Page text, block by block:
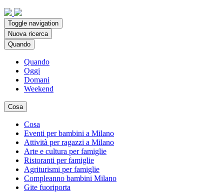
Toggle navigation
Nuova ricerca
Quando
Quando
Oggi
Domani
Weekend
Cosa
Cosa
Eventi per bambini a Milano
Attività per ragazzi a Milano
Arte e cultura per famiglie
Ristoranti per famiglie
Agriturismi per famiglie
Compleanno bambini Milano
Gite fuoriporta